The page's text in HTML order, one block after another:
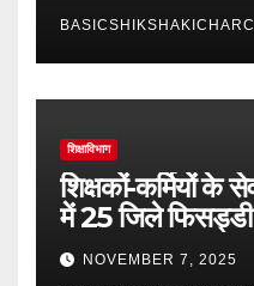
शिक्षाविभाग
शिक्षकों-कर्मियों के
में 25 जिले फिसड्डी
NOVEMBER 7, 2025